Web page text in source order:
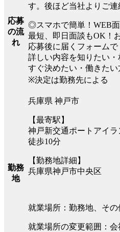
応募
の流
れ
す。後ほど当社よりご連
◎スマホで簡単！WEB面
最短、即日面談もOK！
応募後に届くフォームで
詳しい内容を知りたい・
すぐ決めたい・働きたい
※決定は勤務先による
勤務
地
兵庫県 神戸市
【最寄駅】
神戸新交通ポートアイ
徒歩10分
【勤務地詳細】
兵庫県神戸市中央区
就業場所：勤務地、そ
就業場所の変更範囲：